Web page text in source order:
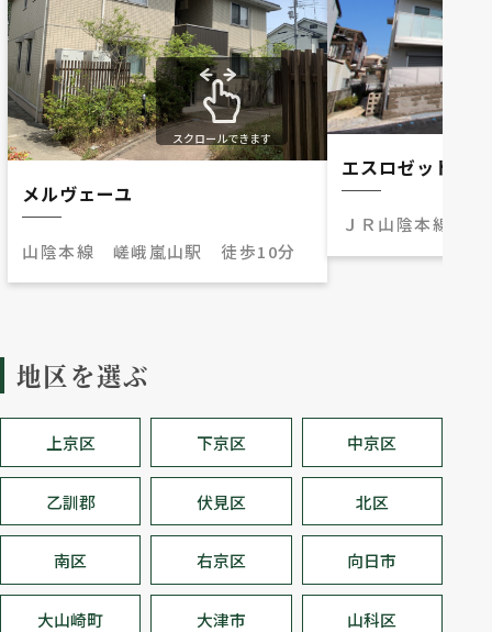
メルヴェーユ
山陰本線 嵯峨嵐山駅 徒歩10分
エスロゼット
ＪＲ山陰本線
スクロールできます
地区を選ぶ
上京区 下京区 中京区
乙訓郡 伏見区 北区
南区 右京区 向日市
大山崎町 大津市 山科区